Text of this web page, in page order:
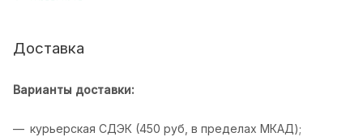
Доставка
Варианты доставки:
курьерская СДЭК (450 руб, в пределах МКАД);